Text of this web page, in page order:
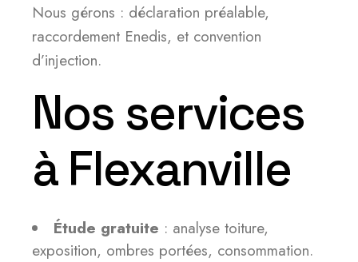
Nous gérons : déclaration préalable,
raccordement Enedis, et convention
d’injection.
Nos services
à Flexanville
Étude gratuite : analyse toiture,
exposition, ombres portées, consommation.